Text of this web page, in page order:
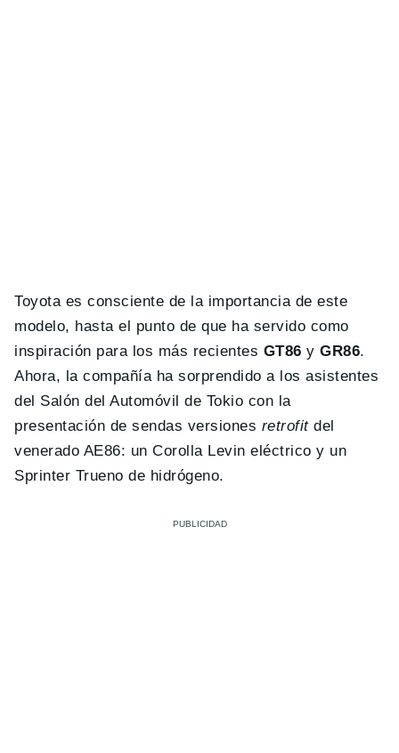
Toyota es consciente de la importancia de este
modelo, hasta el punto de que ha servido como
inspiración para los más recientes GT86 yGR86.
Ahora, la compañía ha sorprendido a los asistentes
del Salón del Automóvil de Tokio con la
presentación de sendas versiones retrofitdel
venerado AE86: un Corolla Levin eléctrico y un
Sprinter Trueno de hidrógeno.